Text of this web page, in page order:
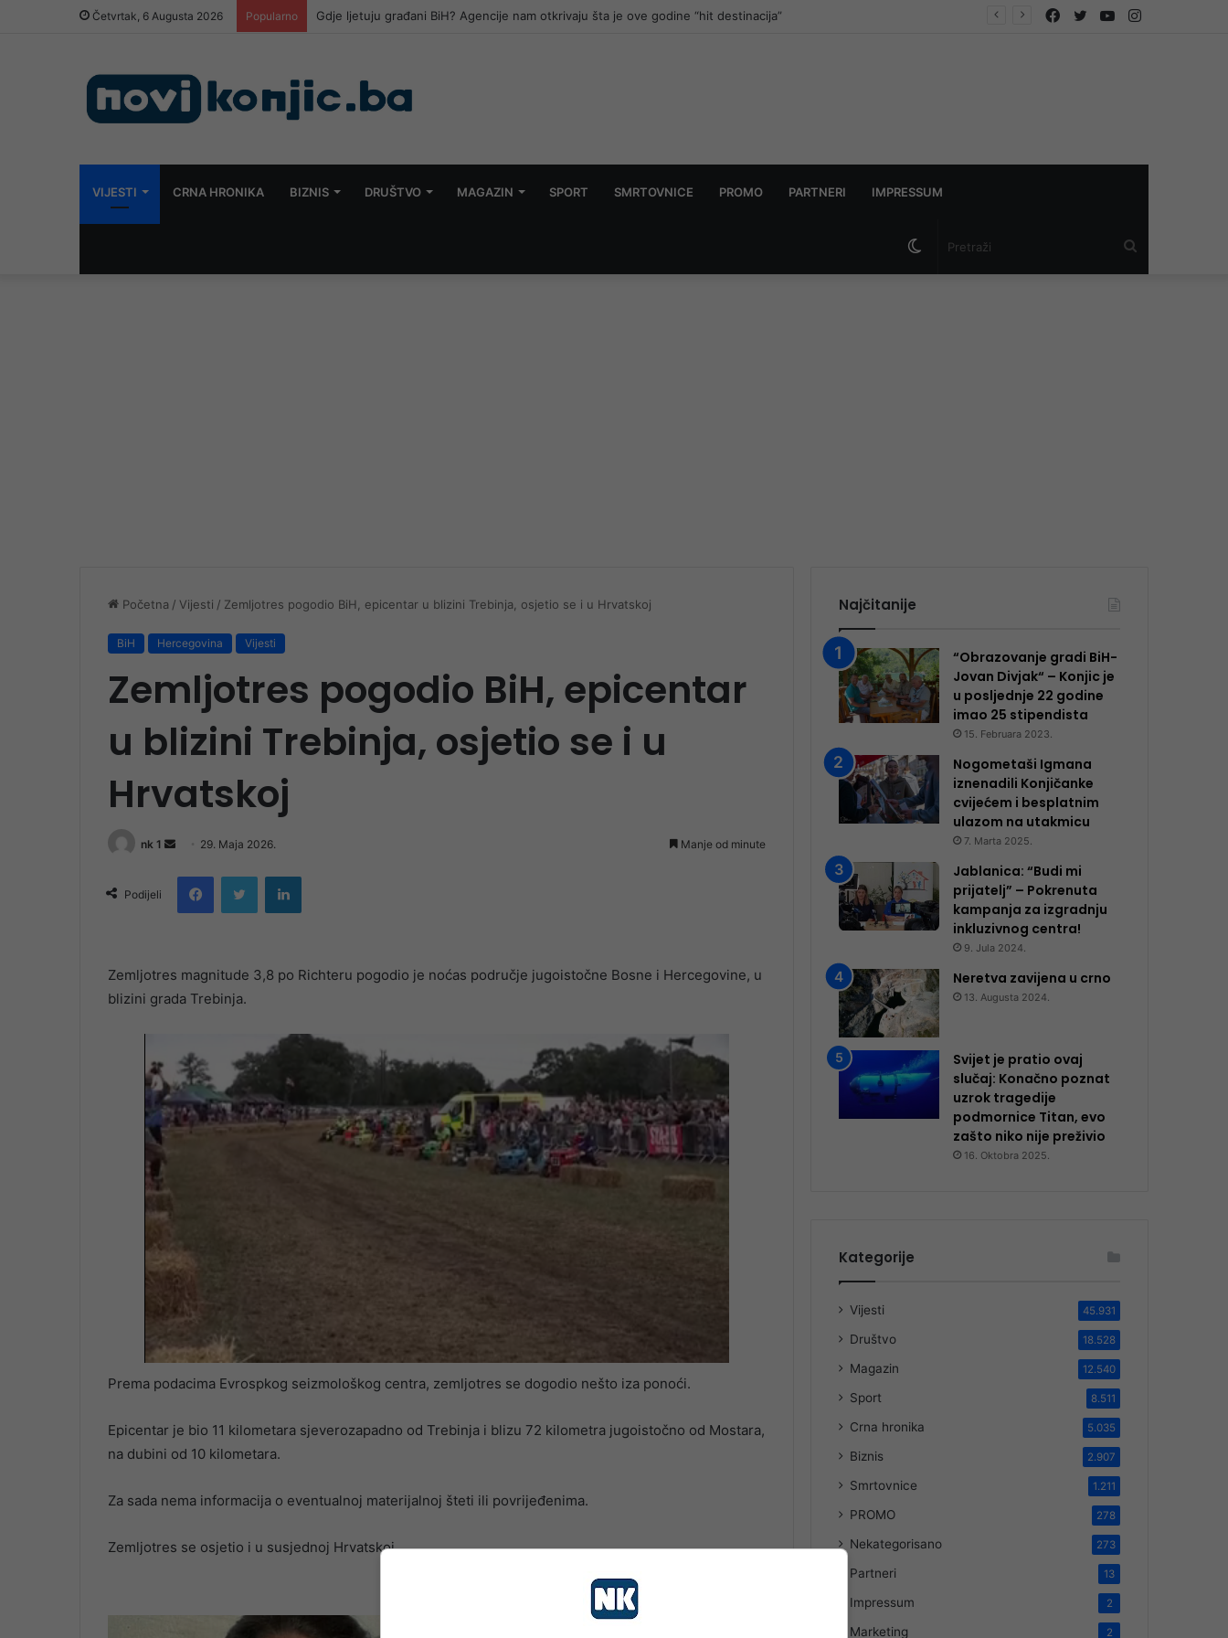
Četvrtak, 6 Augusta 2026 Popularno Gdje ljetuju građani BiH? Agencije nam otkrivaju šta je ove godine “hit destinacija” Instagram
YouTube
Twitter
Facebook
VIJESTI CRNA HRONIKA BIZNIS DRUŠTVO MAGAZIN SPORT SMRTOVNICE PROMO PARTNERI IMPRESSUM
Switch
Početna / Vijesti / Zemljotres pogodio BiH, epicentar u blizini Trebinja, osjetio se i u Hrvatskoj
BiH Hercegovina Vijesti
Zemljotres pogodio BiH, epicentar
u blizini Trebinja, osjetio se i u
Hrvatskoj
nk 1
Send
email
29. Maja 2026. Manje od minute
Podijeli
FacebookTwitter LinkedIn
Zemljotres magnitude 3,8 po Richteru pogodio je noćas područje jugoistočne Bosne i Hercegovine, u
blizini grada Trebinja.
Prema podacima Evrospkog seizmološkog centra, zemljotres se dogodio nešto iza ponoći.
Epicentar je bio 11 kilometara sjeverozapadno od Trebinja i blizu 72 kilometra jugoistočno od Mostara,
na dubini od 10 kilometara.
Za sada nema informacija o eventualnoj materijalnoj šteti ili povrijeđenima.
Zemljotres se osjetio i u susjednoj Hrvatskoj.
Najčitanije
“Obrazovanje gradi BiH-
Jovan Divjak“ – Konjic je
u posljednje 22 godine
imao 25 ​​stipendista
15. Februara 2023.
Nogometaši Igmana
iznenadili Konjičanke
cvijećem i besplatnim
ulazom na utakmicu
7. Marta 2025.
Jablanica: “Budi mi
prijatelj” – Pokrenuta
kampanja za izgradnju
inkluzivnog centra!
9. Jula 2024.
Neretva zavijena u crno
13. Augusta 2024.
Svijet je pratio ovaj
slučaj: Konačno poznat
uzrok tragedije
podmornice Titan, evo
zašto niko nije preživio
16. Oktobra 2025.
Kategorije
Vijesti 45.931
Društvo 18.528
Magazin 12.540
Sport 8.511
Crna hronika 5.035
Biznis 2.907
Smrtovnice 1.211
PROMO 278
Nekategorisano 273
Partneri 13
Impressum 2
Marketing 2